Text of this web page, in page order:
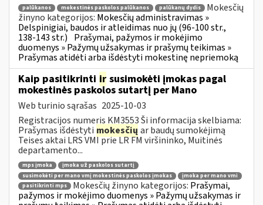
palūkanos mokestinės paskolos palūkanos palūkanų dydis
Mokesčių
žinyno kategorijos: Mokesčių administravimas »
Delspinigiai, baudos ir atleidimas nuo jų (96-100 str.,
138-143 str.) Prašymai, pažymos ir mokėjimo
duomenys » Pažymų užsakymas ir prašymų teikimas »
Prašymas atidėti arba išdėstyti mokestinę nepriemoką
Kaip pasitikrinti ir susimokėti įmokas pagal
mokestinės paskolos sutartį per Mano
Web turinio sąrašas 2025-10-03
Registracijos numeris KM3553 Ši informacija skelbiama:
Prašymas išdėstyti mokesčių ar baudų sumokėjimą
Teises aktai LRS VMI prie LR FM viršininko, Muitinės
departamento...
mps įmoka
įmoka už paskolos sutartį
susimokėti per mano vmį mokestinės paskolos įmokas
įmoka per mano vmi
pasitikrinti mps
Mokesčių žinyno kategorijos: Prašymai,
pažymos ir mokėjimo duomenys » Pažymų užsakymas ir